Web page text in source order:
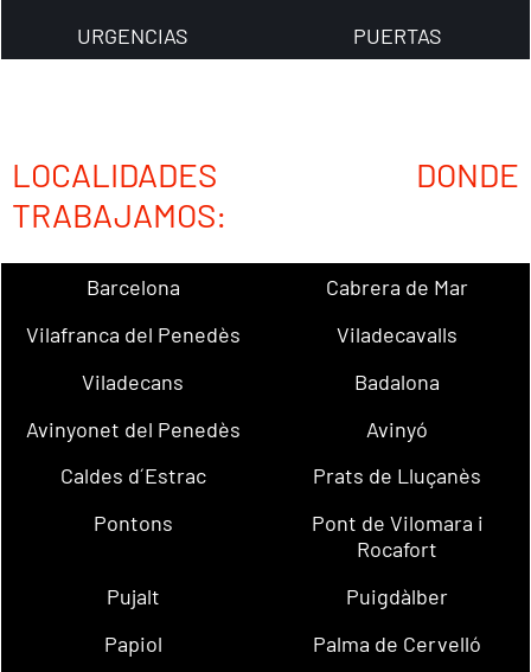
URGENCIAS
PUERTAS
LOCALIDADES DONDE
TRABAJAMOS:
Barcelona
Cabrera de Mar
Vilafranca del Penedès
Viladecavalls
Viladecans
Badalona
Avinyonet del Penedès
Avinyó
Caldes d´Estrac
Prats de Lluçanès
Pontons
Pont de Vilomara i
Rocafort
Pujalt
Puigdàlber
Papiol
Palma de Cervelló